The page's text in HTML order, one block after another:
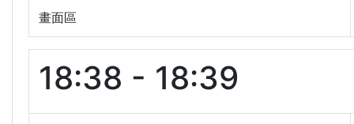
畫面區
18:38 - 18:39